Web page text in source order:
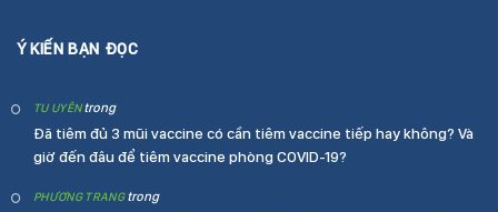
Ý KIẾN BẠN ĐỌC
TU UYÊNtrong
Đã tiêm đủ 3 mũi vaccine có cần tiêm vaccine tiếp hay không? Và
giờ đến đâu để tiêm vaccine phòng COVID-19?
PHƯƠNG TRANGtrong